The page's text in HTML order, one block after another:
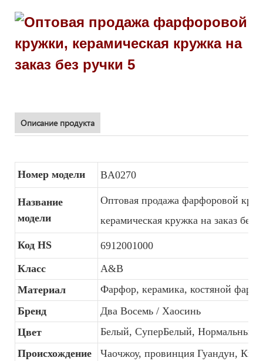
Описание продукта
Номер модели BA0270
Название
модели
Оптовая продажа фарфоровой
керамическая кружка на заказ без
Код HS
6912001000
Класс
A&B
Материал
Фарфор, керамика, костяной
Бренд
Два Восемь / Хаосинь
Цвет
Белый, СуперБелый, Нормальный
Происхождение
Чаочжоу, провинция Гуандун,